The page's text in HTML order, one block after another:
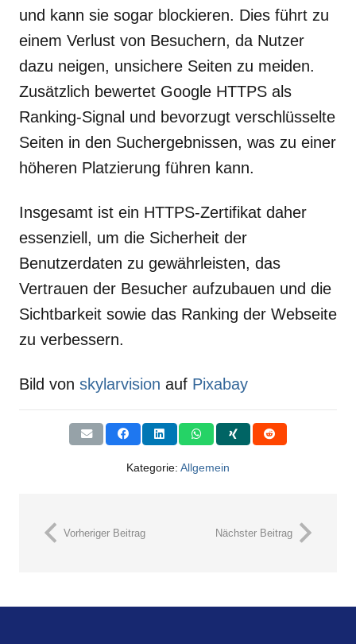
und kann sie sogar blockieren. Dies führt zu
einem Verlust von Besuchern, da Nutzer
dazu neigen, unsichere Seiten zu meiden.
Zusätzlich bewertet Google HTTPS als
Ranking-Signal und bevorzugt verschlüsselte
Seiten in den Suchergebnissen, was zu einer
höheren Platzierung führen kann.
Insgesamt ist ein HTTPS-Zertifikat daher
essenziell, um die Sicherheit der
Benutzerdaten zu gewährleisten, das
Vertrauen der Besucher aufzubauen und die
Sichtbarkeit sowie das Ranking der Webseite
zu verbessern.
Bild von skylarvision auf Pixabay
Kategorie: Allgemein
Vorheriger Beitrag Nächster Beitrag